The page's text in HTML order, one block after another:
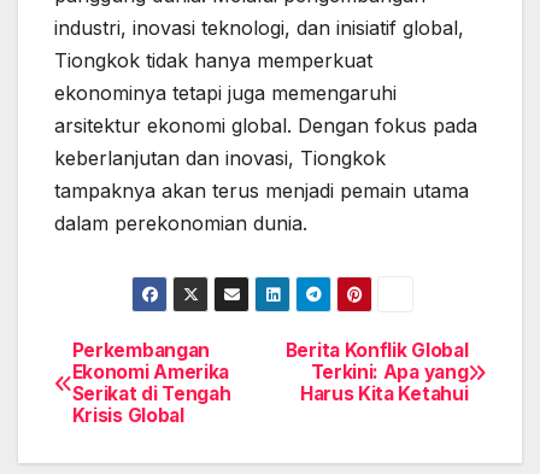
industri, inovasi teknologi, dan inisiatif global,
Tiongkok tidak hanya memperkuat
ekonominya tetapi juga memengaruhi
arsitektur ekonomi global. Dengan fokus pada
keberlanjutan dan inovasi, Tiongkok
tampaknya akan terus menjadi pemain utama
dalam perekonomian dunia.
Post
navigation
Berita Konflik Global
Terkini: Apa yang
Harus Kita Ketahui
Perkembangan
Ekonomi Amerika
Serikat di Tengah
Krisis Global